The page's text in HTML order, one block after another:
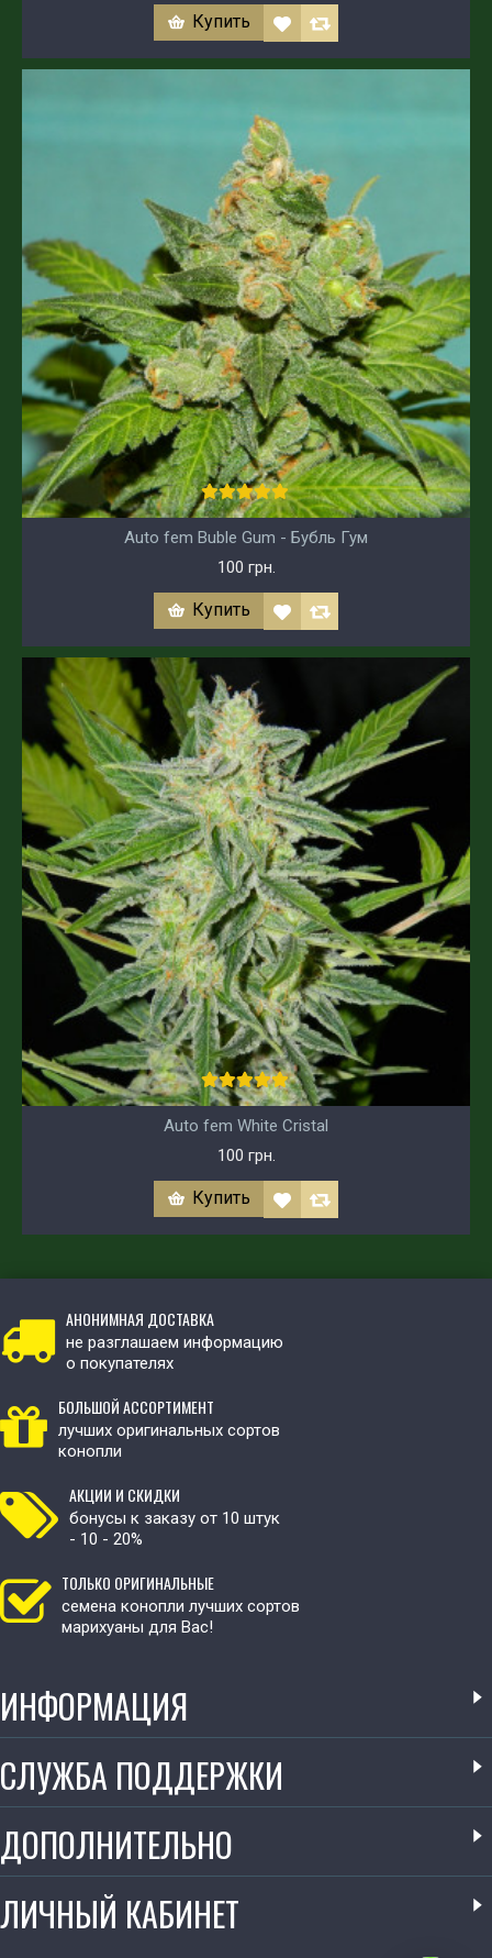
Купить
Auto fem Buble Gum - Бубль Гум
100 грн.
Купить
Auto fem White Cristal
100 грн.
Купить
АНОНИМНАЯ ДОСТАВКА
не разглашаем информацию
о покупателях
БОЛЬШОЙ АССОРТИМЕНТ
лучших оригинальных сортов
конопли
АКЦИИ И СКИДКИ
бонусы к заказу от 10 штук
- 10 - 20%
ТОЛЬКО ОРИГИНАЛЬНЫЕ
семена конопли лучших сортов
марихуаны для Вас!
ИНФОРМАЦИЯ
СЛУЖБА ПОДДЕРЖКИ
ДОПОЛНИТЕЛЬНО
ЛИЧНЫЙ КАБИНЕТ